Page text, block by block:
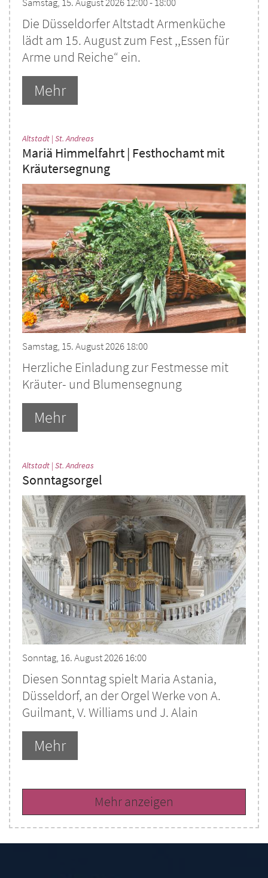
Die Düsseldorfer Altstadt Armenküche
lädt am 15. August zum Fest ,,Essen für
Arme und Reiche“ ein.
Mehr
Altstadt | St. Andreas
Mariä Himmelfahrt | Festhochamt mit
Kräutersegnung
Samstag, 15. August 2026 18:00
Herzliche Einladung zur Festmesse mit
Kräuter- und Blumensegnung
Mehr
Altstadt | St. Andreas
Sonntagsorgel
Sonntag, 16. August 2026 16:00
Diesen Sonntag spielt Maria Astania,
Düsseldorf, an der Orgel Werke von A.
Guilmant, V. Williams und J. Alain
Mehr
Mehr anzeigen